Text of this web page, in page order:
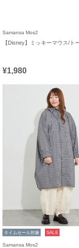
Samansa Mos2
¥1,980
タイムセール対象 SALE
Samansa Mos2